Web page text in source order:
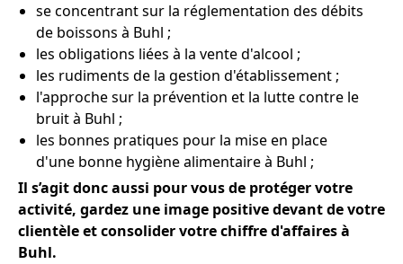
se concentrant sur la réglementation des débits
de boissons à Buhl ;
les obligations liées à la vente d'alcool ;
les rudiments de la gestion d'établissement ;
l'approche sur la prévention et la lutte contre le
bruit à Buhl ;
les bonnes pratiques pour la mise en place
d'une bonne hygiène alimentaire à Buhl ;
Il s’agit donc aussi pour vous de protéger votre
activité, gardez une image positive devant de votre
clientèle et consolider votre chiffre d'affaires à
Buhl.